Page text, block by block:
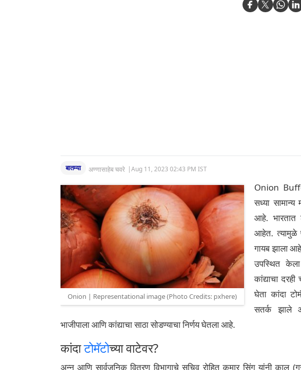
बातम्या अण्णासाहेब चवरे |Aug 11, 2023 02:43 PM IST
Onion | Representational image (Photo Credits: pxhere)
Onion
सध्या सामान्य
आहे. भारतात
आहेत. त्यामुळे
गायब झाला
उपस्थित
कांद्याचा
घेता कांदा
सतर्क झाले
भाजीपाला आणि कांद्याचा साठा सोडण्याचा निर्णय घेतला आहे.
कांदाटोमॅटोच्या वाटेवर?
अन्न आणि सार्वजनिक वितरण विभागाचे सचिव रोहित कुमार सिंग यांनी काल